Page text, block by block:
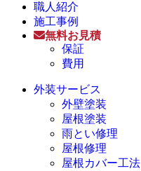
職人紹介
施工事例
無料お見積
保証
費用
外装サービス
外壁塗装
屋根塗装
雨とい修理
屋根修理
屋根カバー工法